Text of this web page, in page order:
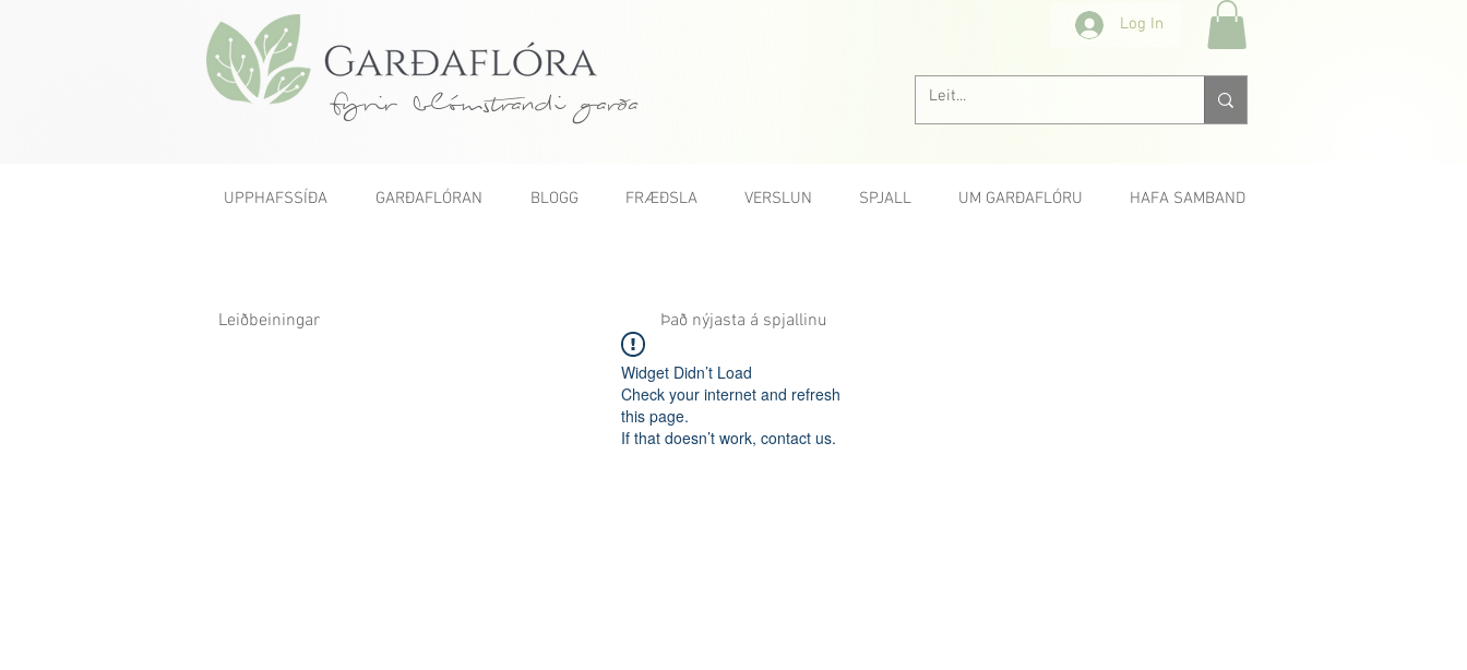
fyrir blómstrandi garða
Log In
UPPHAFSSÍÐA GARÐAFLÓRAN BLOGG FRÆÐSLA VERSLUN SPJALL UM GARÐAFLÓRU HAFA SAMBAND
Leiðbeiningar Það nýjasta á spjallinu
Widget Didn’t Load
Check your internet and refresh
this page.
If that doesn’t work, contact us.